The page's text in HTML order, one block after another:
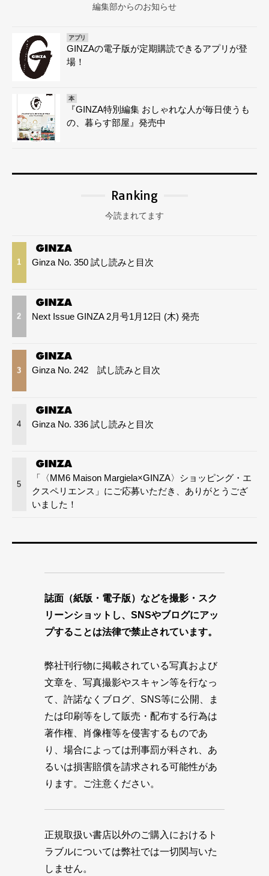
編集部からのお知らせ
アプリ
GINZAの電子版が定期購読できるアプリが登
場！
本
『GINZA特別編集 おしゃれな人が毎日使うも
の、暮らす部屋』発売中
Ranking
今読まれてます
1 Ginza No. 350 試し読みと目次
2 Next Issue GINZA 2月号1月12日 (木) 発売
3 Ginza No. 242 試し読みと目次
4 Ginza No. 336 試し読みと目次
5
「〈MM6 Maison Margiela×GINZA〉ショッピング・エ
クスペリエンス」にご応募いただき、ありがとうござ
いました！
誌面（紙版・電子版）などを撮影・スク
リーンショットし、SNSやブログにアッ
プすることは法律で禁止されています。
弊社刊行物に掲載されている写真および
文章を、写真撮影やスキャン等を行なっ
て、許諾なくブログ、SNS等に公開、ま
たは印刷等をして販売・配布する行為は
著作権、肖像権等を侵害するものであ
り、場合によっては刑事罰が科され、あ
るいは損害賠償を請求される可能性があ
ります。ご注意ください。
正規取扱い書店以外のご購入におけるト
ラブルについては弊社では一切関与いた
しません。